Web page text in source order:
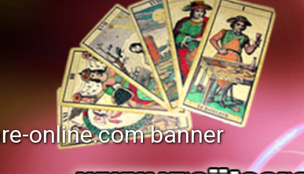
online.com banner